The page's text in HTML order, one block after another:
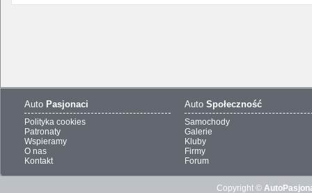
Auto Pasjonaci
Polityka cookies
Patronaty
Wspieramy
O nas
Kontakt
Auto Społeczność
Samochody
Galerie
Kluby
Firmy
Forum
Copyright ©